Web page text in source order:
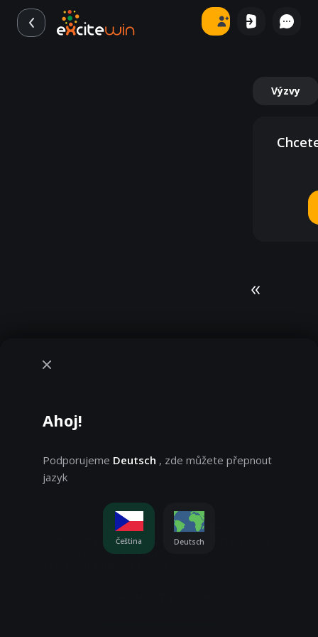
Výzvy
Používáme cookies, přečtěte siOznámení o
souborech cookiepro více informací. Nastavení
můžete změnit na stránce
Ahoj!
Podporujeme Deutsch , zde můžete přepnout
jazyk
Čeština Deutsch